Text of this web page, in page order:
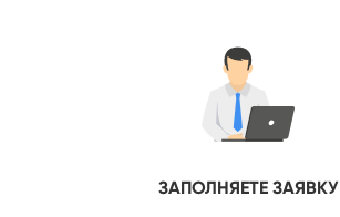
ЗАПОЛНЯЕТЕ ЗАЯВКУ